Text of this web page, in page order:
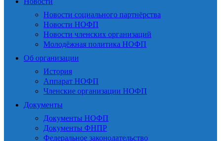
Новости социального партнёрства
Новости НОФП
Новости членских организаций
Молодёжная политика НОФП
Об организации
История
Аппарат НОФП
Членские организации НОФП
Документы
Документы НОФП
Документы ФНПР
Федеральное законодательство